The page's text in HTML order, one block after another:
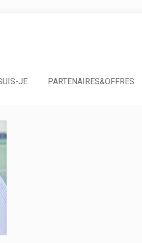
JE PARTENAIRES&OFFRES